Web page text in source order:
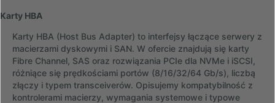
Karty HBA
Karty HBA (Host Bus Adapter) to interfejsy łączące serwery z
macierzami dyskowymi i SAN. W ofercie znajdują się karty
Fibre Channel, SAS oraz rozwiązania PCIe dla NVMe i iSCSI,
różniące się prędkościami portów (8/16/32/64 Gb/s), liczbą
złączy i typem transceiverów. Opisujemy kompatybilność z
kontrolerami macierzy, wymagania systemowe i typowe